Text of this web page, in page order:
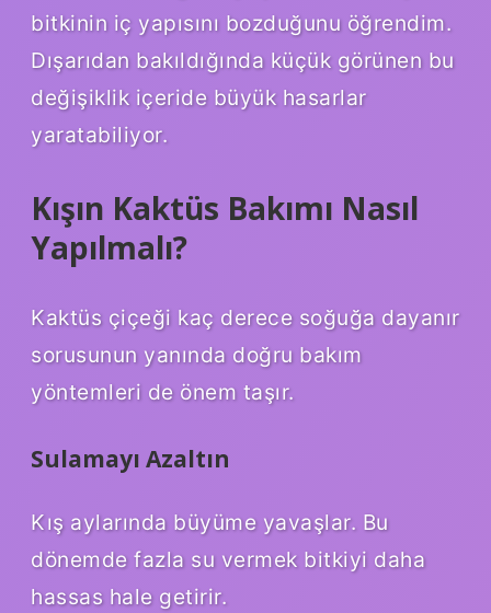
bitkinin iç yapısını bozduğunu öğrendim.
Dışarıdan bakıldığında küçük görünen bu
değişiklik içeride büyük hasarlar
yaratabiliyor.
Kışın Kaktüs Bakımı Nasıl
Yapılmalı?
Kaktüs çiçeği kaç derece soğuğa dayanır
sorusunun yanında doğru bakım
yöntemleri de önem taşır.
Sulamayı Azaltın
Kış aylarında büyüme yavaşlar. Bu
dönemde fazla su vermek bitkiyi daha
hassas hale getirir.